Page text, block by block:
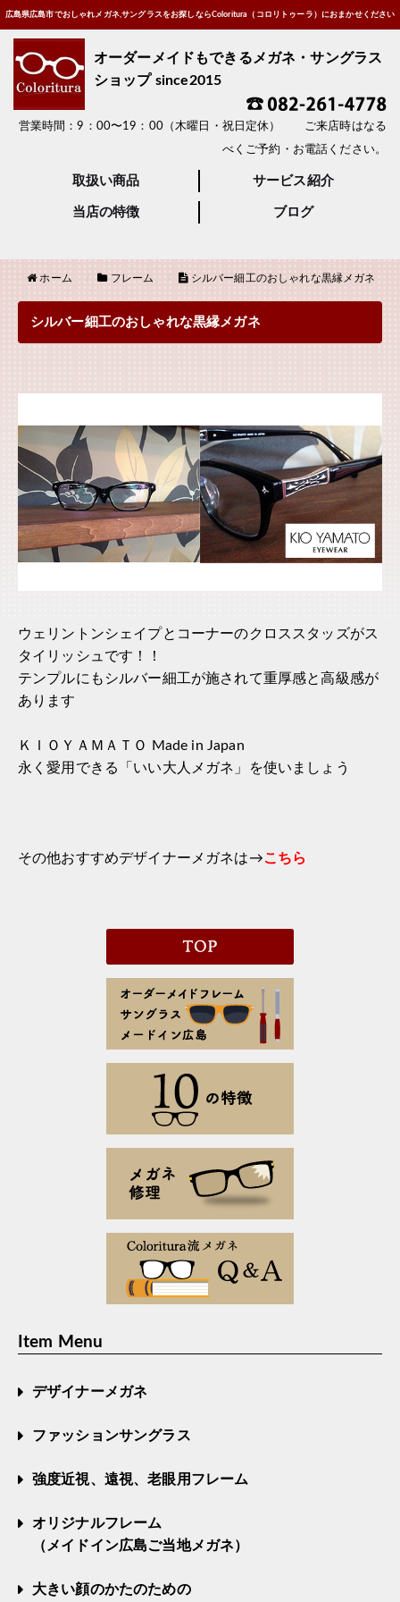
広島県広島市でおしゃれメガネ,サングラスをお探しならColoritura（コロリトゥーラ）におまかせください
オーダーメイドもできるメガネ・サングラス
ショップ since2015
営業時間：9：00〜19：00（木曜日・祝日定休） ご来店時はなる
べくご予約・お電話ください。
取扱い商品 サービス紹介
当店の特徴 ブログ
ホーム フレーム シルバー細工のおしゃれな黒縁メガネ
シルバー細工のおしゃれな黒縁メガネ
ウェリントンシェイプとコーナーのクロススタッズがス
タイリッシュです！！
テンプルにもシルバー細工が施されて重厚感と高級感が
あります
ＫＩＯＹＡＭＡＴＯ Made in Japan
永く愛用できる「いい大人メガネ」を使いましょう
その他おすすめデザイナーメガネは→こちら
Item Menu
デザイナーメガネ
ファッションサングラス
強度近視、遠視、老眼用フレーム
オリジナルフレーム
（メイドイン広島ご当地メガネ）
大きい顔のかたのための